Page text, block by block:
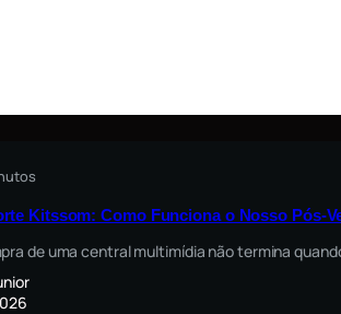
Kitssom: Como Funciona o Nosso Pós-
de uma central multimídia não termina